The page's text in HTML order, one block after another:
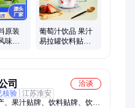
原装
味饮
葡萄汁饮品 果汁
易拉罐饮料贴牌
司
洽谈
核验 江苏淮安
、果汁贴牌、饮料贴牌、饮料